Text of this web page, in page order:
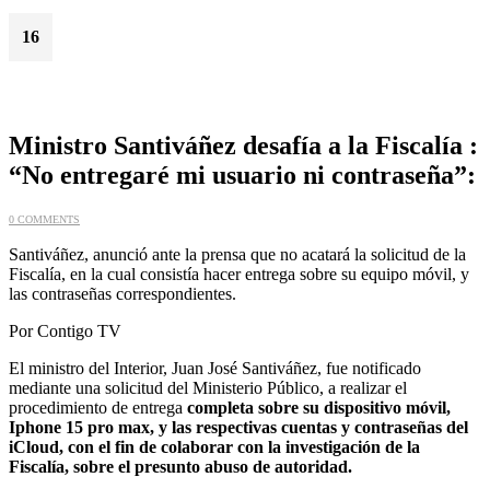
16
Ministro Santiváñez desafía a la Fiscalía :
“No entregaré mi usuario ni contraseña”:
0 COMMENTS
Santiváñez, anunció ante la prensa que no acatará la solicitud de la
Fiscalía, en la cual consistía hacer entrega sobre su equipo móvil, y
las contraseñas correspondientes.
Por Contigo TV
El ministro del Interior, Juan José Santiváñez, fue notificado
mediante una solicitud del Ministerio Público, a realizar el
procedimiento de entrega completa sobre su dispositivo móvil,
Iphone 15 pro max, y las respectivas cuentas y contraseñas del
iCloud, con el fin de colaborar con la investigación de la
Fiscalía, sobre el presunto abuso de autoridad.